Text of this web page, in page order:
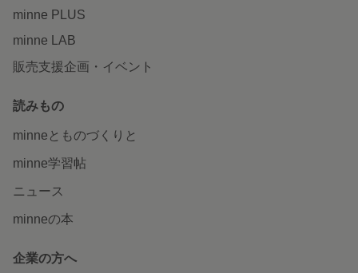
minne PLUS
minne LAB
販売支援企画・イベント
読みもの
minneとものづくりと
minne学習帖
ニュース
minneの本
企業の方へ